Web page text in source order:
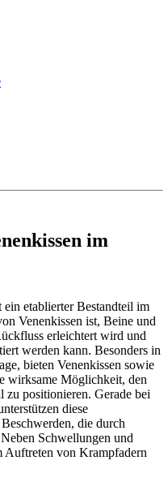
im
etablierter Bestandteil im
Venenkissen ist, Beine und
erleichtert wird und
werden kann. Besonders in
bieten Venenkissen sowie
wirksame Möglichkeit, den
zu positionieren. Gerade bei
diese
die durch
Schwellungen und
Auftreten von Krampfadern